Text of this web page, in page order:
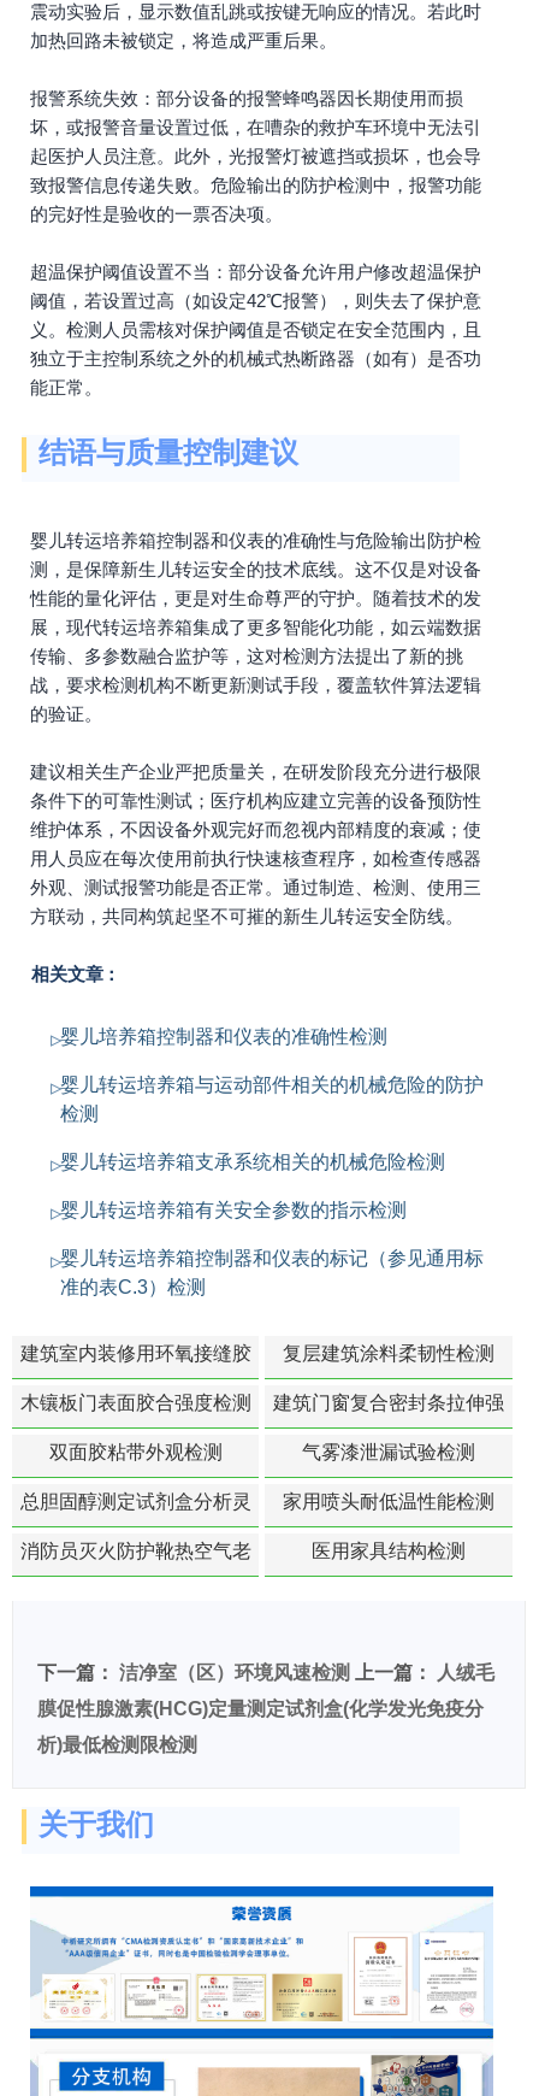
震动实验后，显示数值乱跳或按键无响应的情况。若此时
加热回路未被锁定，将造成严重后果。
报警系统失效：部分设备的报警蜂鸣器因长期使用而损
坏，或报警音量设置过低，在嘈杂的救护车环境中无法引
起医护人员注意。此外，光报警灯被遮挡或损坏，也会导
致报警信息传递失败。危险输出的防护检测中，报警功能
的完好性是验收的一票否决项。
超温保护阈值设置不当：部分设备允许用户修改超温保护
阈值，若设置过高（如设定42℃报警），则失去了保护意
义。检测人员需核对保护阈值是否锁定在安全范围内，且
独立于主控制系统之外的机械式热断路器（如有）是否功
能正常。
结语与质量控制建议
婴儿转运培养箱控制器和仪表的准确性与危险输出防护检
测，是保障新生儿转运安全的技术底线。这不仅是对设备
性能的量化评估，更是对生命尊严的守护。随着技术的发
展，现代转运培养箱集成了更多智能化功能，如云端数据
传输、多参数融合监护等，这对检测方法提出了新的挑
战，要求检测机构不断更新测试手段，覆盖软件算法逻辑
的验证。
建议相关生产企业严把质量关，在研发阶段充分进行极限
条件下的可靠性测试；医疗机构应建立完善的设备预防性
维护体系，不因设备外观完好而忽视内部精度的衰减；使
用人员应在每次使用前执行快速核查程序，如检查传感器
外观、测试报警功能是否正常。通过制造、检测、使用三
方联动，共同构筑起坚不可摧的新生儿转运安全防线。
相关文章：
婴儿培养箱控制器和仪表的准确性检测
婴儿转运培养箱与运动部件相关的机械危险的防护
检测
婴儿转运培养箱支承系统相关的机械危险检测
婴儿转运培养箱有关安全参数的指示检测
婴儿转运培养箱控制器和仪表的标记（参见通用标
准的表C.3）检测
建筑室内装修用环氧接缝胶
苯含量检测
复层建筑涂料柔韧性检测
木镶板门表面胶合强度检测
建筑门窗复合密封条拉伸强
度-硬质塑料材料检测
双面胶粘带外观检测 气雾漆泄漏试验检测
总胆固醇测定试剂盒分析灵
敏度检测
家用喷头耐低温性能检测
消防员灭火防护靴热空气老
医用家具结构检测
下一篇： 洁净室（区）环境风速检测 上一篇：
人绒毛
膜促性腺激素(HCG)定量测定试剂盒(化学发光免疫分
析)最低检测限检测
关于我们